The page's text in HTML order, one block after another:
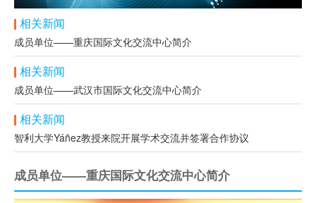
相关新闻
成员单位——重庆国际文化交流中心简介
相关新闻
成员单位——武汉市国际文化交流中心简介
相关新闻
智利大学Yáñez教授来院开展学术交流并签署合作协议
成员单位——重庆国际文化交流中心简介